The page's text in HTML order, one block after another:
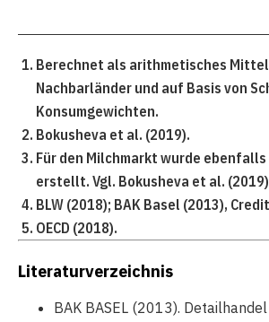
Berechnet als arithmetisches
Nachbarländer und auf Basis von
Konsumgewichten.
Bokusheva et al. (2019).
Für den Milchmarkt wurde
erstellt. Vgl. Bokusheva et al.
BLW (2018); BAK Basel (2013),
OECD (2018).
Literaturverzeichnis
BAK BASEL (2013).